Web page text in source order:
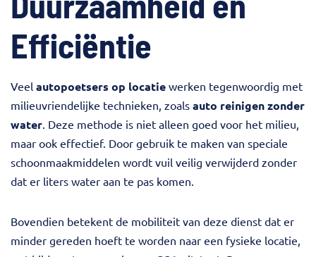
Efficiëntie
Veel autopoetsers op locatie werken tegenwoordig met
milieuvriendelijke technieken, zoals auto reinigen zonder
water . Deze methode is niet alleen goed voor het milieu,
maar ook effectief. Door gebruik te maken van speciale
schoonmaakmiddelen wordt vuil veilig verwijderd zonder
dat er liters water aan te pas komen.
Bovendien betekent de mobiliteit van deze dienst dat er
minder gereden hoeft te worden naar een fysieke locatie,